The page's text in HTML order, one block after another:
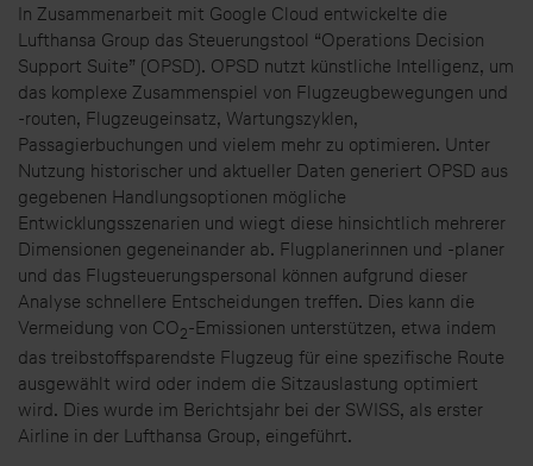
In Zusammenarbeit mit Google Cloud entwickelte die
Lufthansa Group das Steuerungstool “Operations Decision
Support Suite” (OPSD). OPSD nutzt künstliche Intelligenz, um
das komplexe Zusammenspiel von Flugzeugbewegungen und
-routen, Flugzeugeinsatz, Wartungszyklen,
Passagierbuchungen und vielem mehr zu optimieren. Unter
Nutzung historischer und aktueller Daten generiert OPSD aus
gegebenen Handlungsoptionen mögliche
Entwicklungsszenarien und wiegt diese hinsichtlich mehrerer
Dimensionen gegeneinander ab. Flugplanerinnen und -planer
und das Flugsteuerungspersonal können aufgrund dieser
Analyse schnellere Entscheidungen treffen. Dies kann die
Vermeidung von CO2-Emissionen unterstützen, etwa indem
das treibstoffsparendste Flugzeug für eine spezifische Route
ausgewählt wird oder indem die Sitzauslastung optimiert
wird. Dies wurde im Berichtsjahr bei der SWISS, als erster
Airline in der Lufthansa Group, eingeführt.